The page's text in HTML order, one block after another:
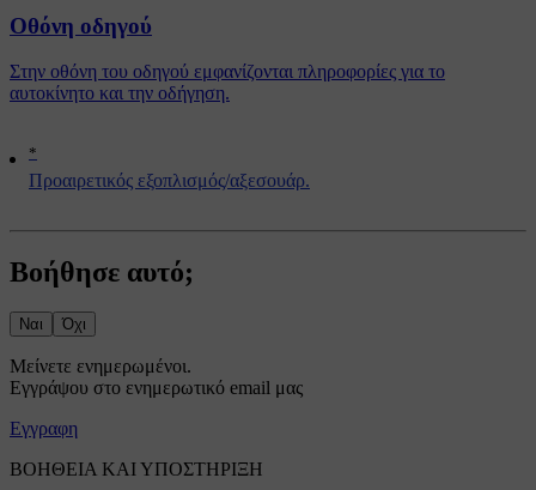
*
Προαιρετικός εξοπλισμός/αξεσουάρ.
Οθόνη οδηγού
Στην οθόνη του οδηγού εμφανίζονται πληροφορίες για το
αυτοκίνητο και την οδήγηση.
Βοήθησε αυτό;
Ναι Όχι